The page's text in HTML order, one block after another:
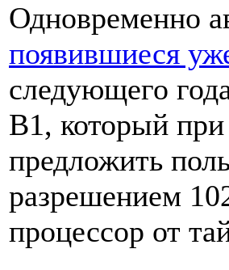
Одновременно
появившиеся
следующего
B1, который
предложить
разрешением
процессор от